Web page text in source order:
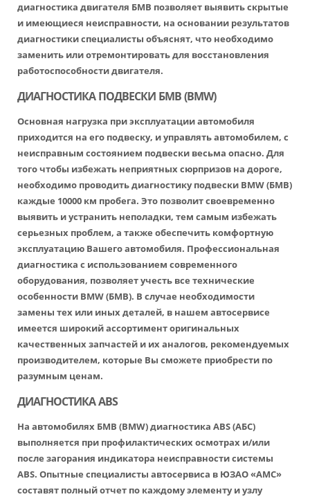
диагностика двигателя БМВ позволяет выявить скрытые
и имеющиеся неисправности, на основании результатов
диагностики специалисты объяснят, что необходимо
заменить или отремонтировать для восстановления
работоспособности двигателя.
ДИАГНОСТИКА ПОДВЕСКИ БМВ (BMW)
Основная нагрузка при эксплуатации автомобиля
приходится на его подвеску, и управлять автомобилем, с
неисправным состоянием подвески весьма опасно. Для
того чтобы избежать неприятных сюрпризов на дороге,
необходимо проводить диагностику подвески BMW (БМВ)
каждые 10000 км пробега. Это позволит своевременно
выявить и устранить неполадки, тем самым избежать
серьезных проблем, а также обеспечить комфортную
эксплуатацию Вашего автомобиля. Профессиональная
диагностика с использованием современного
оборудования, позволяет учесть все технические
особенности BMW (БМВ). В случае необходимости
замены тех или иных деталей, в нашем автосервисе
имеется широкий ассортимент оригинальных
качественных запчастей и их аналогов, рекомендуемых
производителем, которые Вы сможете приобрести по
разумным ценам.
ДИАГНОСТИКА ABS
На автомобилях БМВ (BMW) диагностика ABS (АБС)
выполняется при профилактических осмотрах и/или
после загорания индикатора неисправности системы
ABS. Опытные специалисты автосервиса в ЮЗАО «АМС»
составят полный отчет по каждому элементу и узлу